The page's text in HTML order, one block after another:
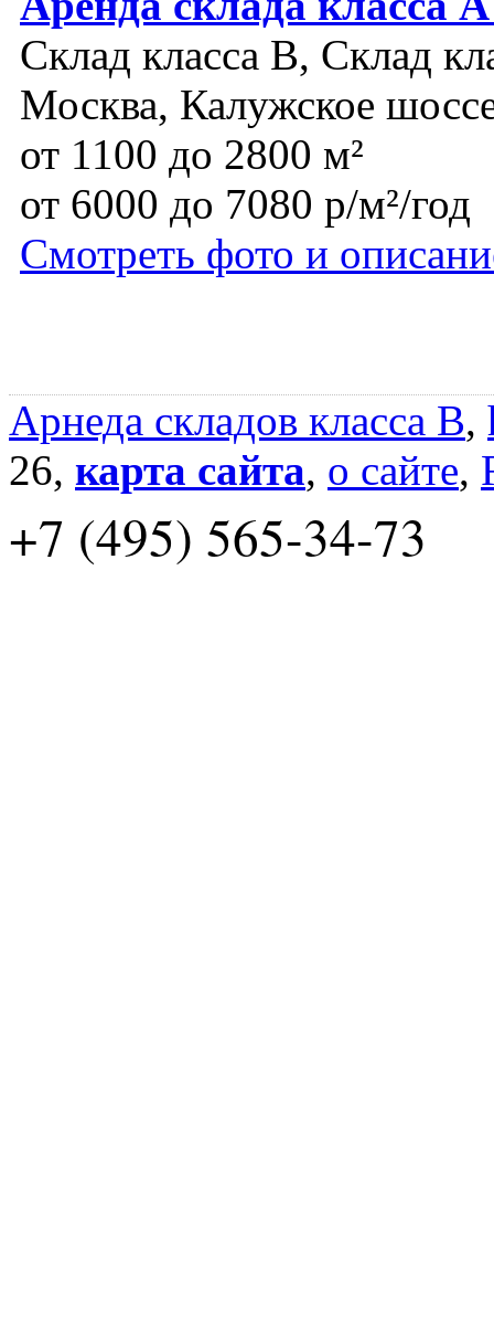
Склад класса B, Склад
Москва, Калужское
от 1100 до 2800 м²
от 6000 до 7080 р/м²/год
Смотреть фото и
Арнеда складов класса B,
26, карта сайта, о сайте,
+7 (495) 565-34-73